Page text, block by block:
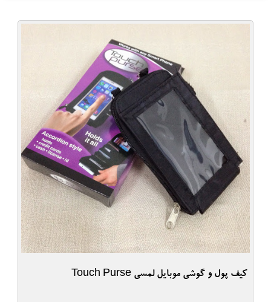
کیف پول و گوشی موبایل لمسی Touch Purse